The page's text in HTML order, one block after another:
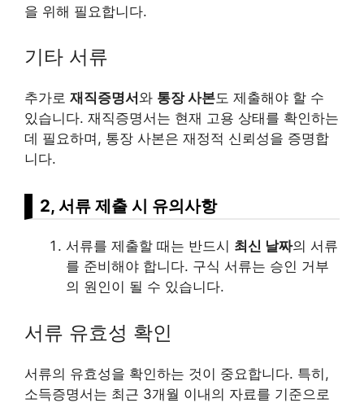
을 위해 필요합니다.
기타 서류
추가로 재직증명서 와 통장 사본도 제출해야 할 수
있습니다. 재직증명서는 현재 고용 상태를 확인하는
데 필요하며, 통장 사본은 재정적 신뢰성을 증명합
니다.
2, 서류 제출 시 유의사항
서류를 제출할 때는 반드시 최신 날짜의 서류
를 준비해야 합니다. 구식 서류는 승인 거부
의 원인이 될 수 있습니다.
서류 유효성 확인
서류의 유효성을 확인하는 것이 중요합니다. 특히,
소득증명서는 최근 3개월 이내의 자료를 기준으로